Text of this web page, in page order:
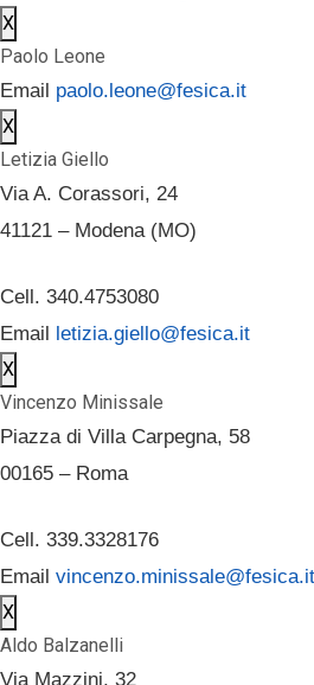
X
Paolo Leone
Email paolo.leone@fesica.it
X
Letizia Giello
Via A. Corassori, 24
41121 – Modena (MO)
Cell. 340.4753080
Email letizia.giello@fesica.it
X
Vincenzo Minissale
Piazza di Villa Carpegna, 58
00165 – Roma
Cell. 339.3328176
Email vincenzo.minissale@fesica.it
X
Aldo Balzanelli
Via Mazzini, 32